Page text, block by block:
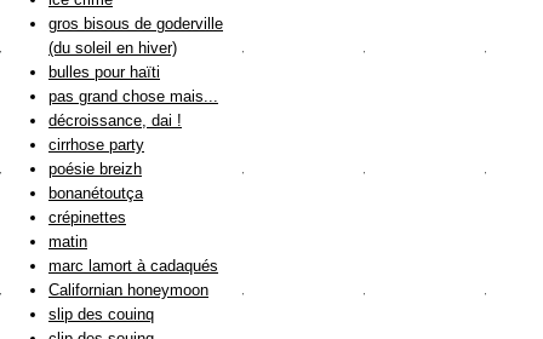
gros bisous de goderville
(du soleil en hiver)
bulles pour haïti
pas grand chose mais...
décroissance, dai !
cirrhose party
poésie breizh
bonanétoutça
crépinettes
matin
marc lamort à cadaqués
Californian honeymoon
slip des couinq